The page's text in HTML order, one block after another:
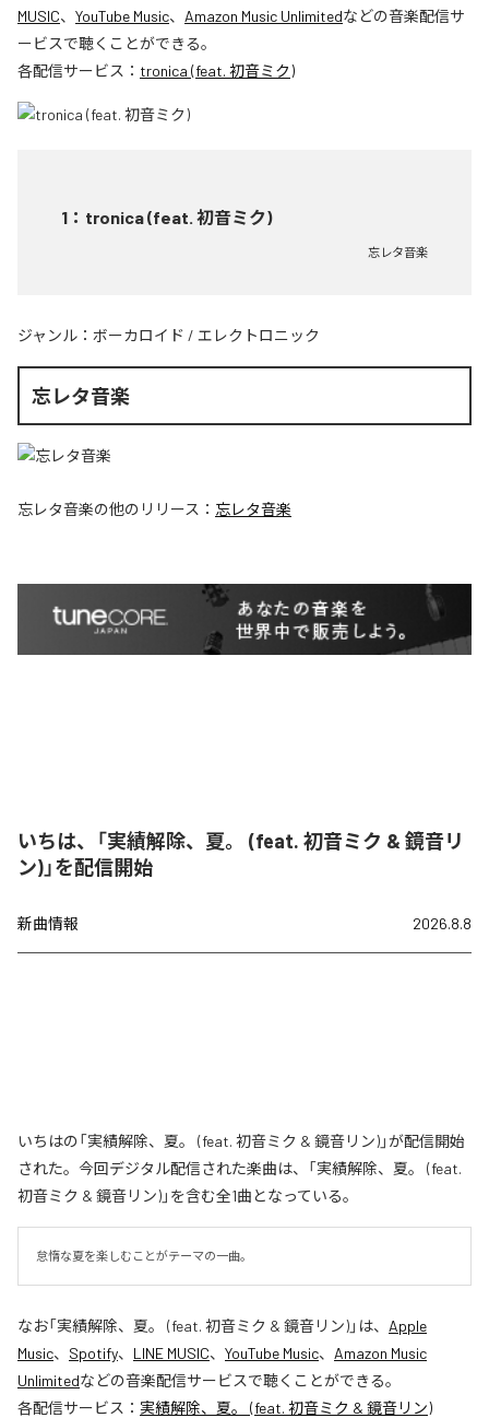
MUSIC、 YouTube Music、 Amazon Music Unlimitedなどの音楽配信サ
ービスで聴くことができる。
各配信サービス： tronica (feat. 初音ミク)
1 ： tronica (feat. 初音ミク)
忘レタ音楽
ジャンル： ボーカロイド / エレクトロニック
忘レタ音楽
忘レタ音楽の他のリリース： 忘レタ音楽
いちは、「実績解除、夏。 (feat. 初音ミク & 鏡音リ
ン)」を配信開始
新曲情報 2026.8.8
いちはの「実績解除、夏。 (feat. 初音ミク & 鏡音リン)」が配信開始
された。今回デジタル配信された楽曲は、「実績解除、夏。 (feat.
初音ミク & 鏡音リン)」を含む全1曲となっている。
怠惰な夏を楽しむことがテーマの一曲。
なお「実績解除、夏。 (feat. 初音ミク & 鏡音リン)」は、 Apple
Music、 Spotify、 LINE MUSIC、 YouTube Music、 Amazon Music
Unlimitedなどの音楽配信サービスで聴くことができる。
各配信サービス： 実績解除、夏。 (feat. 初音ミク & 鏡音リン)